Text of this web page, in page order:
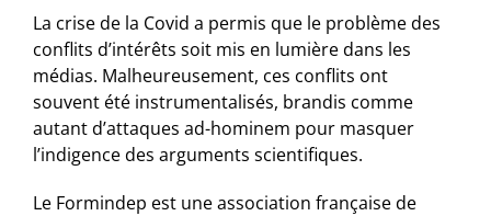
La crise de la Covid a permis que le problème des
conflits d’intérêts soit mis en lumière dans les
médias. Malheureusement, ces conflits ont
souvent été instrumentalisés, brandis comme
autant d’attaques ad-hominem pour masquer
l’indigence des arguments scientifiques.
Le Formindep est une association française de